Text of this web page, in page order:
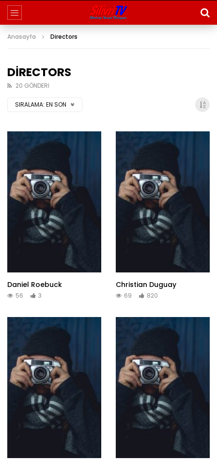
Anasayfa Directors
DIRECTORS
20 GÖNDERI
SIRALAMA: EN SON
Daniel Roebuck
56 3
Christian Duguay
69 820